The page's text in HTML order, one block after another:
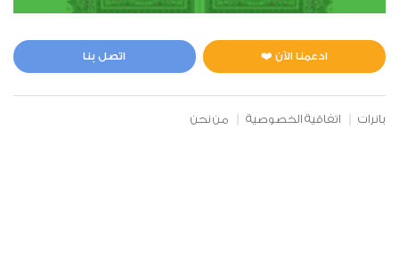
00:00 00:00
7
ادعمنا الآن ❤️ اتصل بنا
بانرات اتفاقية الخصوصية من نحن